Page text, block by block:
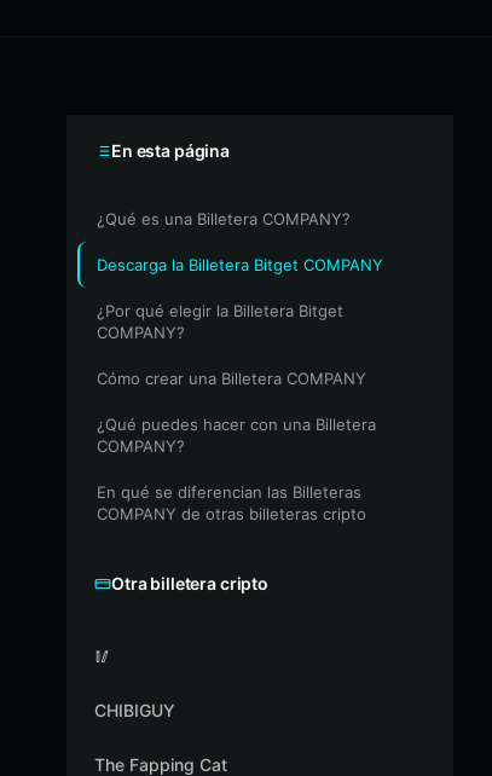
En esta página
¿Qué es una Billetera COMPANY?
Descarga la Billetera Bitget COMPANY
¿Por qué elegir la Billetera Bitget
COMPANY?
Cómo crear una Billetera COMPANY
¿Qué puedes hacer con una Billetera
COMPANY?
En qué se diferencian las Billeteras
COMPANY de otras billeteras cripto
Otra billetera cripto
🥢
CHIBIGUY
The Fapping Cat